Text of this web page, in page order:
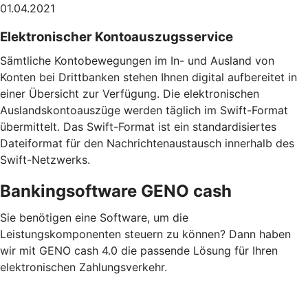
01.04.2021
Elektronischer Kontoauszugsservice
Sämtliche Kontobewegungen im In- und Ausland von
Konten bei Drittbanken stehen Ihnen digital aufbereitet in
einer Übersicht zur Verfügung. Die elektronischen
Auslandskontoauszüge werden täglich im Swift-Format
übermittelt. Das Swift-Format ist ein standardisiertes
Dateiformat für den Nachrichtenaustausch innerhalb des
Swift-Netzwerks.
Bankingsoftware GENO cash
Sie benötigen eine Software, um die
Leistungskomponenten steuern zu können? Dann haben
wir mit GENO cash 4.0 die passende Lösung für Ihren
elektronischen Zahlungsverkehr.